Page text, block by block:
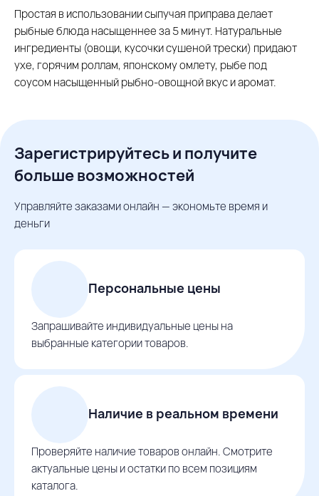
Простая в использовании сыпучая приправа делает
рыбные блюда насыщеннее за 5 минут. Натуральные
ингредиенты (овощи, кусочки сушеной трески) придают
ухе, горячим роллам, японскому омлету, рыбе под
соусом насыщенный рыбно-овощной вкус и аромат.
Зарегистрируйтесь и получите
больше возможностей
Управляйте заказами онлайн — экономьте время и
деньги
Персональные цены
Запрашивайте индивидуальные цены на
выбранные категории товаров.
Наличие в реальном времени
Проверяйте наличие товаров онлайн. Смотрите
актуальные цены и остатки по всем позициям
каталога.